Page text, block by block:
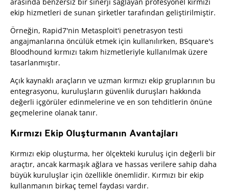
ekip hizmetleri de sunan şirketler tarafından geliştirilmiştir.
Örneğin, Rapid7'nin Metasploit'i penetrasyon testi
angajmanlarına öncülük etmek için kullanılırken, BSquare's
Bloodhound kırmızı takım hizmetleriyle kullanılmak üzere
tasarlanmıştır.
Açık kaynaklı araçların ve uzman kırmızı ekip gruplarının bu
entegrasyonu, kuruluşların güvenlik duruşları hakkında
değerli içgörüler edinmelerine ve en son tehditlerin önüne
geçmelerine olanak tanır.
Kırmızı Ekip Oluşturmanın Avantajları
Kırmızı ekip oluşturma, her ölçekteki kuruluş için değerli bir
araçtır, ancak karmaşık ağlara ve hassas verilere sahip daha
büyük kuruluşlar için özellikle önemlidir. Kırmızı bir ekip
kullanmanın birkaç temel faydası vardır.